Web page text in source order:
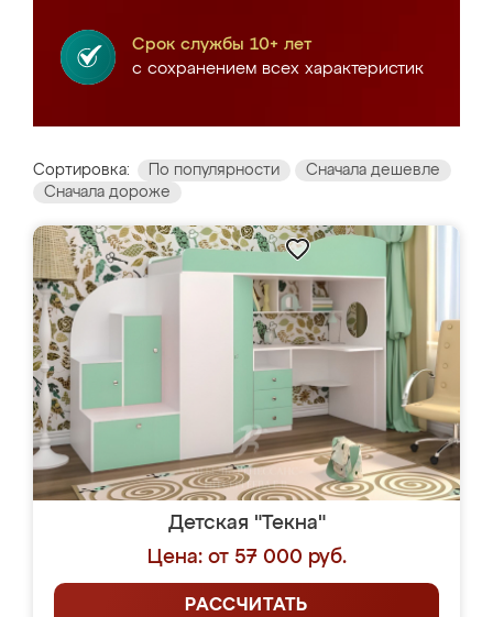
Срок службы 10+ лет
с сохранением всех характеристик
Сортировка: По популярности
Сначала дешевле
Сначала дороже
Детская "Текна"
Цена: от 57 000 руб.
РАССЧИТАТЬ